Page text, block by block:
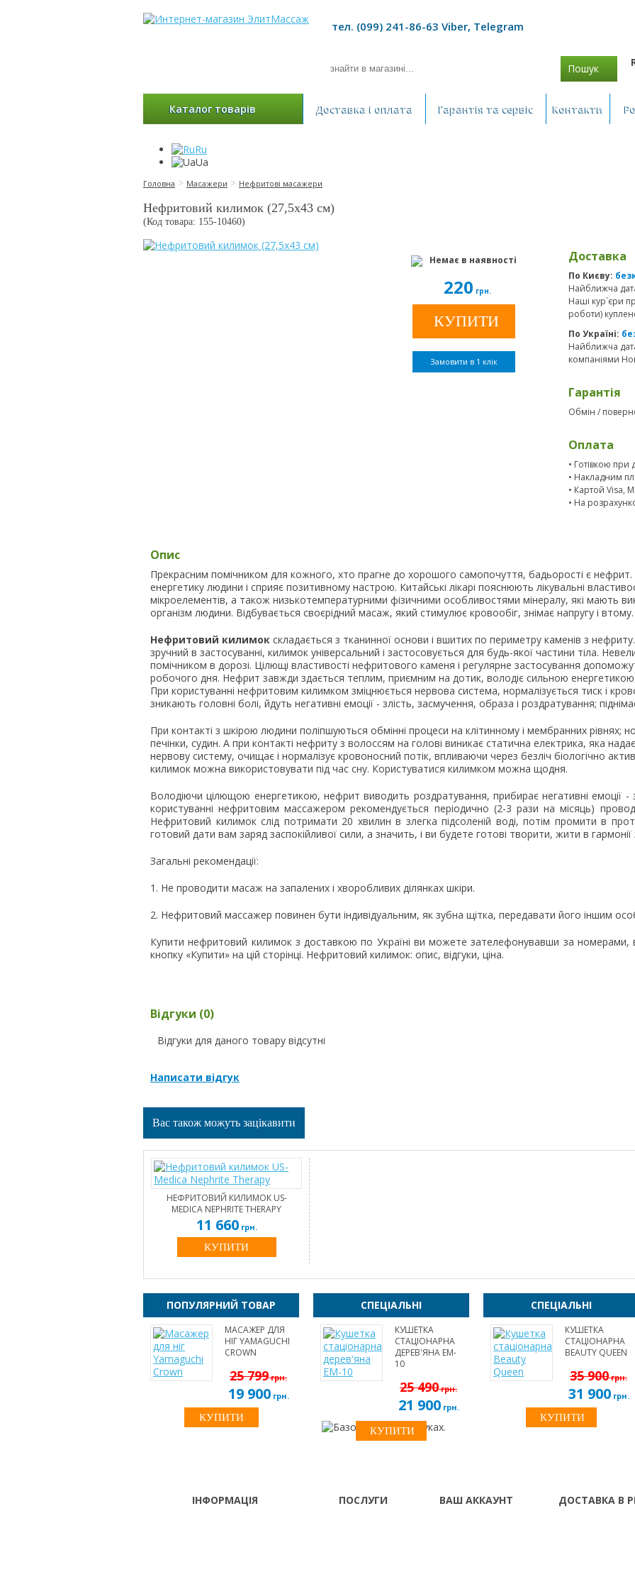
тел. (099) 241-86-63 Viber, Telegram
Пошук
Каталог товарів Доставка і оплата Гарантія та сервіс Контакти
Ru
Ua
Головна > Масажери > Нефритові масажери
Нефритовий килимок (27,5х43 см)
(Код товара: 155-10460)
Немає в наявності
220 грн.
Замовити в 1 клік
Доставка
По Києву:
Найближча
Наші кур`єри
роботи)
По Україні:
Найближча
компаніями
Гарантія
Обмін /
Оплата
• Готівкою при
• Накладним
• Картой Visa,
• На
Опис
Прекрасним помічником для кожного, хто прагне до хорошого самопочуття, бадьорості є
енергетику людини і сприяє позитивному настрою. Китайські лікарі пояснюють лікувальні
мікроелементів, а також низькотемпературними фізичними особливостями мінералу, які мають
організм людини. Відбувається своєрідний масаж, який стимулює кровообіг, знімає напругу і втому.
Нефритовий килимок складається з тканинної основи і вшитих по периметру каменів з
зручний в застосуванні, килимок універсальний і застосовується для будь-якої частини тіла.
помічником в дорозі. Цілющі властивості нефритового каменя і регулярне застосування
робочого дня. Нефрит завжди здається теплим, приємним на дотик, володіє сильною
При користуванні нефритовим килимком зміцнюється нервова система, нормалізується тиск і
зникають головні болі, йдуть негативні емоції - злість, засмучення, образа і роздратування;
При контакті з шкірою людини поліпшуються обмінні процеси на клітинному і мембранних рівнях;
печінки, судин. А при контакті нефриту з волоссям на голові виникає статична електрика, яка
нервову систему, очищає і нормалізує кровоносний потік, впливаючи через безліч біологічно
килимок можна використовувати під час сну. Користуватися килимком можна щодня.
Володіючи цілющою енергетикою, нефрит виводить роздратування, прибирає негативні емоції -
користуванні нефритовим массажером рекомендується періодично (2-3 рази на місяць)
Нефритовий килимок слід потримати 20 хвилин в злегка підсоленій воді, потім промити в
готовий дати вам заряд заспокійливої сили, а значить, і ви будете готові творити, жити в
Загальні рекомендації:
1. Не проводити масаж на запалених і хворобливих ділянках шкіри.
2. Нефритовий массажер повинен бути індивідуальним, як зубна щітка, передавати його іншим
Купити нефритовий килимок з доставкою по Україні ви можете зателефонувавши за номерами,
кнопку «Купити» на цій сторінці. Нефритовий килимок: опис, відгуки, ціна.
Відгуки (0)
Відгуки для даного товару відсутні
Написати відгук
Вас також можуть зацікавити
НЕФРИТОВИЙ КИЛИМОК US-
MEDICA NEPHRITE THERAPY
11 660грн.
КУПИТИ
ПОПУЛЯРНИЙ ТОВАР
МАСАЖЕР ДЛЯ
НІГ YAMAGUCHI
CROWN
25 799грн.
19 900грн.
КУПИТИ
СПЕЦІАЛЬНІ
КУШЕТКА
СТАЦІОНАРНА
ДЕРЕВ'ЯНА EM-
10
25 490грн.
21 900грн.
СПЕЦІАЛЬНІ
КУШЕТКА
СТАЦІОНАРНА
BEAUTY QUEEN
35 900грн.
31 900грн.
ІНФОРМАЦІЯ ПОСЛУГИ ВАШ АККАУНТ ДОСТАВКА В